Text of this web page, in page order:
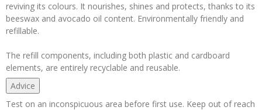
reviving its colours. It nourishes, shines and protects, thanks to its
beeswax and avocado oil content. Environmentally friendly and
refillable.
The refill components, including both plastic and cardboard
elements, are entirely recyclable and reusable.
Advice
Test on an inconspicuous area before first use. Keep out of reach